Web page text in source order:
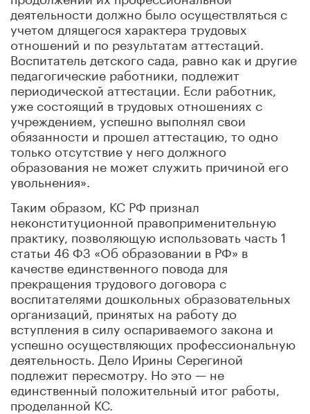
деятельности должно было осуществляться с
учетом длящегося характера трудовых
отношений и по результатам аттестаций.
Воспитатель детского сада, равно как и другие
педагогические работники, подлежит
периодической аттестации. Если работник,
уже состоящий в трудовых отношениях с
учреждением, успешно выполнял свои
обязанности и прошел аттестацию, то одно
только отсутствие у него должного
образования не может служить причиной его
увольнения».
Таким образом, КС РФ признал
неконституционной правоприменительную
практику, позволяющую использовать часть 1
статьи 46 ФЗ «Об образовании в РФ» в
качестве единственного повода для
прекращения трудового договора с
воспитателями дошкольных образовательных
организаций, принятых на работу до
вступления в силу оспариваемого закона и
успешно осуществляющих профессиональную
деятельность. Дело Ирины Серегиной
подлежит пересмотру. Но это — не
единственный положительный итог работы,
проделанной КС.